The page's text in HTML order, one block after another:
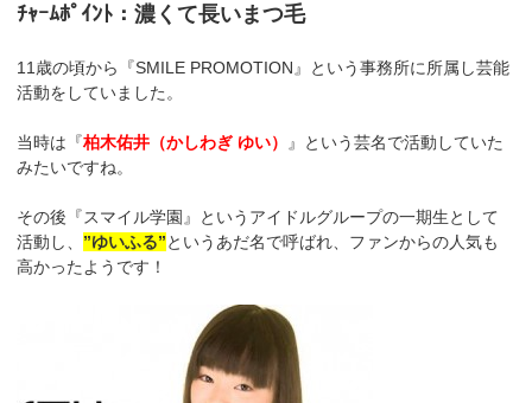
ﾁｬｰﾑﾎﾟｲﾝﾄ：濃くて長いまつ毛
11歳の頃から『SMILE PROMOTION』という事務所に所属し芸能
活動をしていました。
当時は『柏木佑井（かしわぎ ゆい）
』という芸名で活動していた
みたいですね。
その後『スマイル学園』というアイドルグループの一期生として
活動し、 ”ゆいふる”というあだ名で呼ばれ、ファンからの人気も
高かったようです！